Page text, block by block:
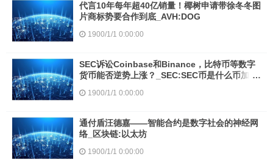
代言10年每年超40亿销量！椰树申请带徐冬冬图
片商标势要合作到底_AVH:DOG
1900/1/1 0:00:00
SEC诉讼Coinbase和Binance，比特币等数字
货币能否逆势上涨？_SEC:SEC币是什么币加密
1900/1/1 0:00:00
通付盾汪德嘉——智能合约是数字社会的神经网
络_区块链:以太坊
1900/1/1 0:00:00